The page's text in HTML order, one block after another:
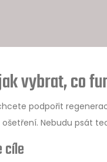
vybrat, co
podpořit
Nebudu psát
cíle